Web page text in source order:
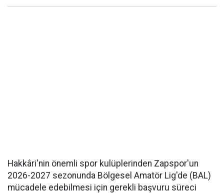
Hakkâri'nin önemli spor kulüplerinden Zapspor'un
2026-2027 sezonunda Bölgesel Amatör Lig'de (BAL)
mücadele edebilmesi için gerekli başvuru süreci